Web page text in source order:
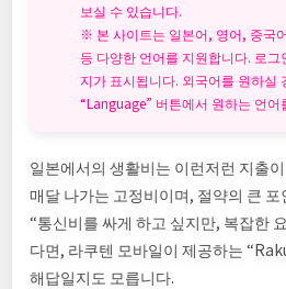
보실 수 있습니다.
※ 본 사이트는 일본어, 영어, 중국
등 다양한 언어를 지원합니다. 로
지가 표시됩니다. 외국어를 원하실
“Language” 버튼에서 원하는 언어
일본에서의 생활비는 이런저런 지출
매달 나가는 고정비이며, 절약의 큰
“통신비를 싸게 하고 싶지만, 복잡한
다면, 라쿠텐 모바일이 제공하는
해답일지도 모릅니다.